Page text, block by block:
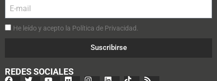
He leído y acepto la Política de Privacidad.
Suscribirse
REDES SOCIALES